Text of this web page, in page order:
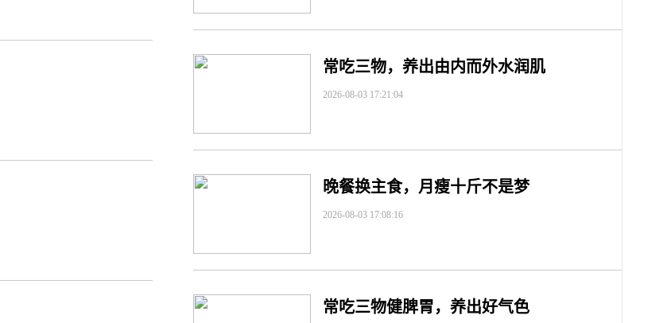
常吃三物，养出由内而外水润肌
2026-08-03 17:21:04
晚餐换主食，月瘦十斤不是梦
2026-08-03 17:08:16
常吃三物健脾胃，养出好气色